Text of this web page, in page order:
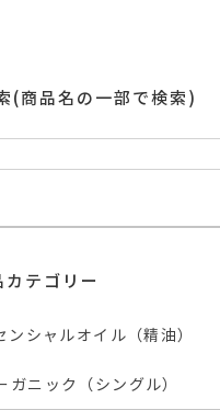
(商品名の一部で検索)
テゴリー
ンシャルオイル（精油）
ガニック（シングル）